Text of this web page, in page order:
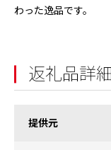
わった逸品です。
返礼品詳細
提供元